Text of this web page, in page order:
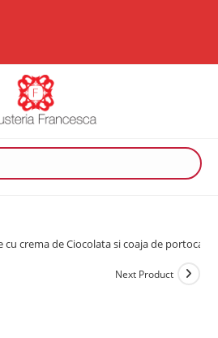
cu crema de Ciocolata si coaja de portocale
Next Product